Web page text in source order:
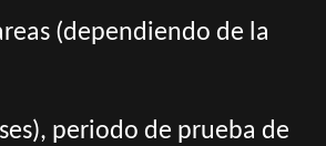
(dependiendo de la
periodo de prueba de